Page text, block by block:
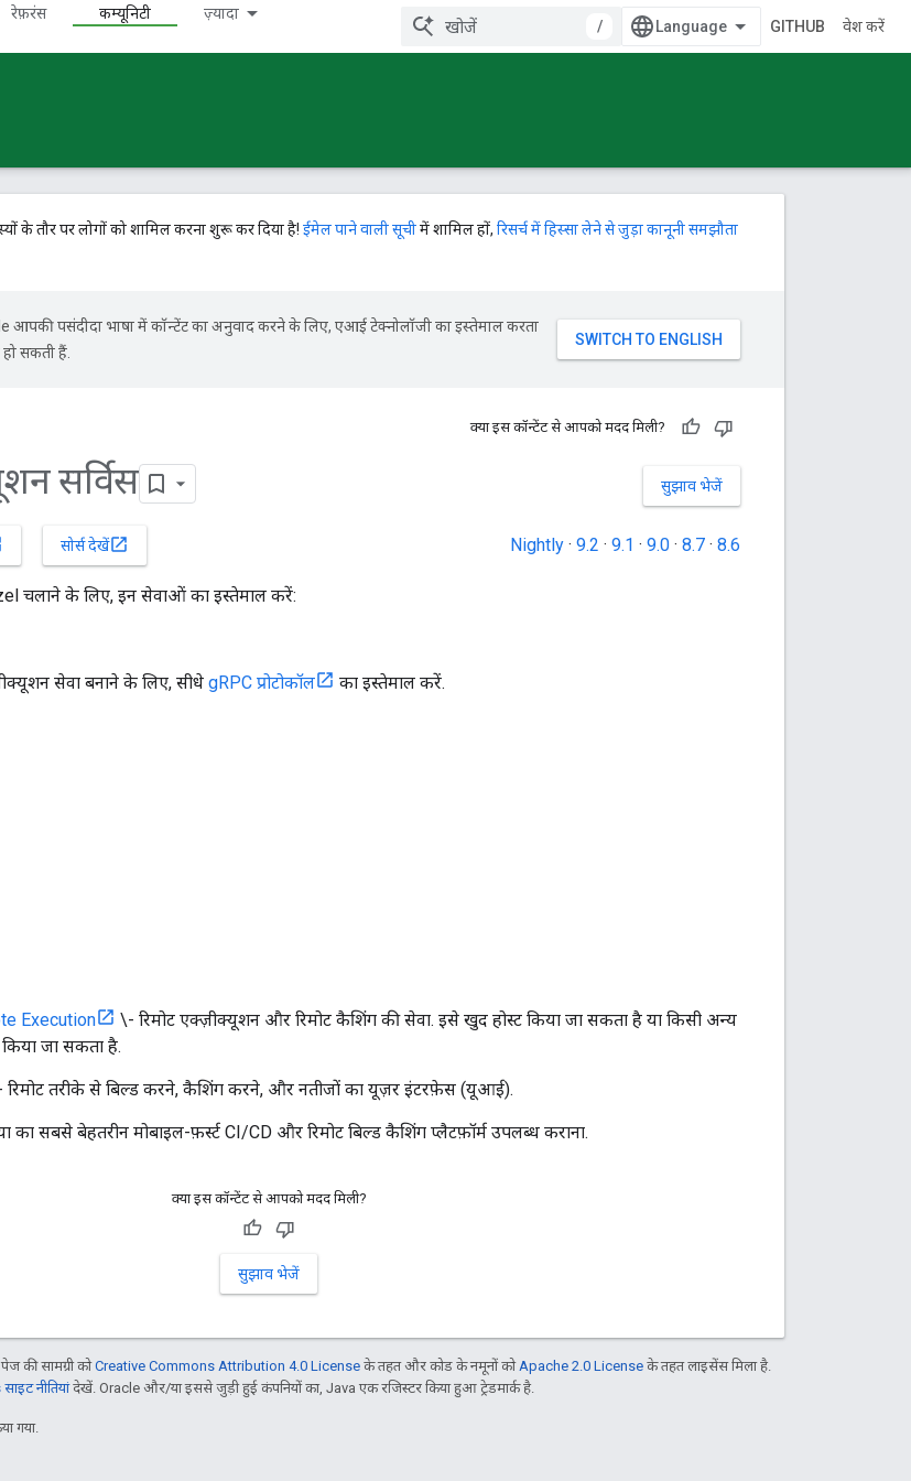
रेफ़रंस कम्यूनिटी ज़्यादा
/ GITHUB प्रवेश करें
के तौर पर लोगों को शामिल करना शुरू कर दिया है! ईमेल पाने वाली सूचीमें शामिल हों, रिसर्च में हिस्सा लेने से जुड़ा कानूनी समझौता
आपकी पसंदीदा भाषा में कॉन्टेंट का अनुवाद करने के लिए, एआई टेक्नोलॉजी का इस्तेमाल करता
सकती हैं.
क्या इस कॉन्टेंट से आपको मदद मिली?
सुझाव भेजें
सर्विस
सोर्स देखेंopen_in_new Nightly · 9.2 · 9.1 · 9.0 · 8.7 · 8.6
चलाने के लिए, इन सेवाओं का इस्तेमाल करें:
सेवा बनाने के लिए, सीधे gRPC प्रोटोकॉल
का इस्तेमाल करें.
Execution
\- रिमोट एक्ज़ीक्यूशन और रिमोट कैशिंग की सेवा. इसे खुद होस्ट किया जा सकता है या किसी अन्य
किया जा सकता है.
रिमोट तरीके से बिल्ड करने, कैशिंग करने, और नतीजों का यूज़र इंटरफ़ेस (यूआई).
का सबसे बेहतरीन मोबाइल-फ़र्स्ट CI/CD और रिमोट बिल्ड कैशिंग प्लैटफ़ॉर्म उपलब्ध कराना.
क्या इस कॉन्टेंट से आपको मदद मिली?
सुझाव भेजें
की सामग्री कोCreative Commons Attribution 4.0 License के तहत और कोड के नमूनों कोApache 2.0 License के तहत लाइसेंस मिला है.
नीतियांदेखें. Oracle और/या इससे जुड़ी हुई कंपनियों का, Java एक रजिस्टर किया हुआ ट्रेडमार्क है.
गया.